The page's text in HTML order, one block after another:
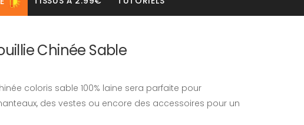
Chinée Sable
coloris sable 100% laine sera parfaite pour
des vestes ou encore des accessoires pour un